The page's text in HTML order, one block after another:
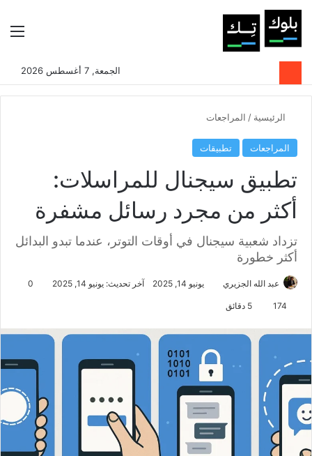
بحثالوضع
الجمعة, 7 أغسطس 2026
الرئيسية / المراجعات
المراجعات تطبيقات
تطبيق سيجنال للمراسلات:
أكثر من مجرد رسائل مشفرة
تزداد شعبية سيجنال في أوقات التوتر، عندما تبدو البدائل
أكثر خطورة
عبد الله الجزيري يونيو 14, 2025 آخر تحديث: يونيو 14, 2025 0
174